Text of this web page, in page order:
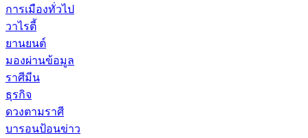
การเมืองทั่วไป
วาไรตี้
ยานยนต์
มองผ่านข้อมูล
ราศีมีน
ธุรกิจ
ดวงตามราศี
บารอนป้อนข่าว